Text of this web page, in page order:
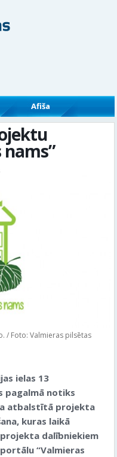
Afiša
/ Foto: Valmieras pilsētas
ielas 13
pagalmā notiks
atbalstītā projekta
kuras laikā
dalībniekiem
“Valmieras